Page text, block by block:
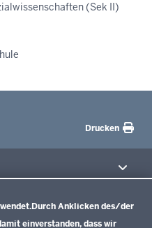
Durch Anklicken des/der
einverstanden, dass wir
(Sek II)
Drucken